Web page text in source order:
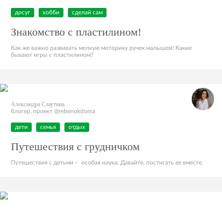
досуг хобби сделай сам
Знакомство с пластилином!
Как же важно развивать мелкую моторику ручек малышей! Какие
бывают игры с пластилином?
Александра Слаутина
блогер, проект @rebenokdoma
дети семья отдых
Путешествия с грудничком
Путешествия с детьми – особая наука. Давайте, постигать ее вместе.